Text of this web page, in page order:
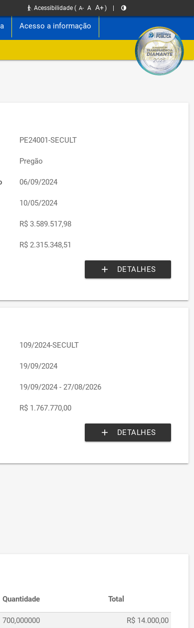
Acessibilidade ( A- A A+)
Acesso a informação
PE24001-SECULT
Pregão
06/09/2024
10/05/2024
R$ 3.589.517,98
R$ 2.315.348,51
add DETALHES
109/2024-SECULT
19/09/2024
19/09/2024 - 27/08/2026
R$ 1.767.770,00
add DETALHES
Quantidade Total
700,000000
R$ 14.000,00